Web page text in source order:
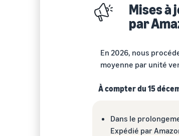
Mises à
par
En 2026, nous
moyenne par unité
À compter du 15
Dans le
Expédié par